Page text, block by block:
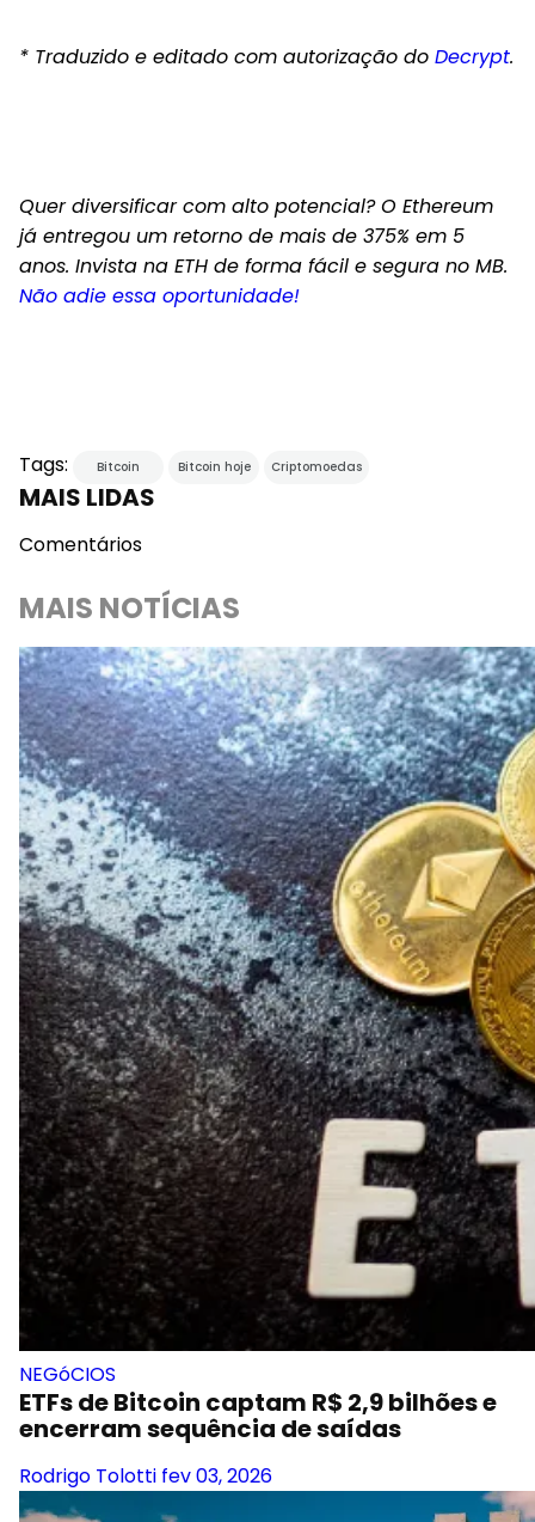
* Traduzido e editado com autorização do Decrypt.
Quer diversificar com alto potencial? O Ethereum
já entregou um retorno de mais de 375% em 5
anos. Invista na ETH de forma fácil e segura no MB.
Não adie essa oportunidade!
Tags: Bitcoin Bitcoin hoje Criptomoedas
MAIS LIDAS
Comentários
MAIS NOTÍCIAS
NEGóCIOS
ETFs de Bitcoin captam R$ 2,9 bilhões e
encerram sequência de saídas
Rodrigo Tolotti fev 03, 2026